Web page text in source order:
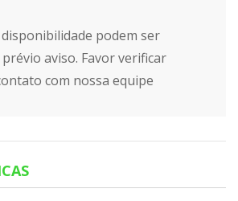
podem ser
aviso. Favor verificar
com nossa equipe